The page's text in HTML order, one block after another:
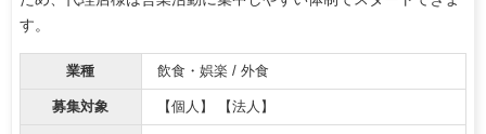
す。
業種 飲食・娯楽 / 外食
募集対象 【個人】 【法人】